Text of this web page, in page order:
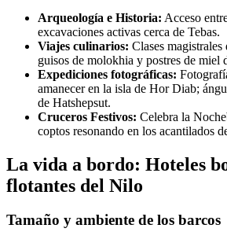
Arqueología e Historia: Acceso
excavaciones activas cerca de Tebas.
Viajes culinarios: Clases magistrales
guisos de molokhia y postres de miel
Expediciones fotográficas:
amanecer en la isla de Hor Diab;
de Hatshepsut.
Cruceros Festivos: Celebra la
coptos resonando en los acantilados
La vida a bordo: Hoteles
flotantes del Nilo
Tamaño y ambiente de los barcos